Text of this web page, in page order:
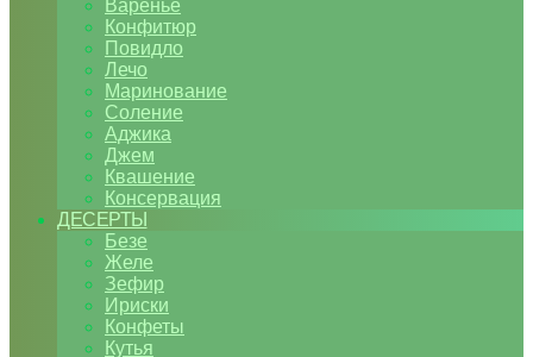
Варенье
Конфитюр
Повидло
Лечо
Маринование
Соление
Аджика
Джем
Квашение
Консервация
ДЕСЕРТЫ
Безе
Желе
Зефир
Ириски
Конфеты
Кутья